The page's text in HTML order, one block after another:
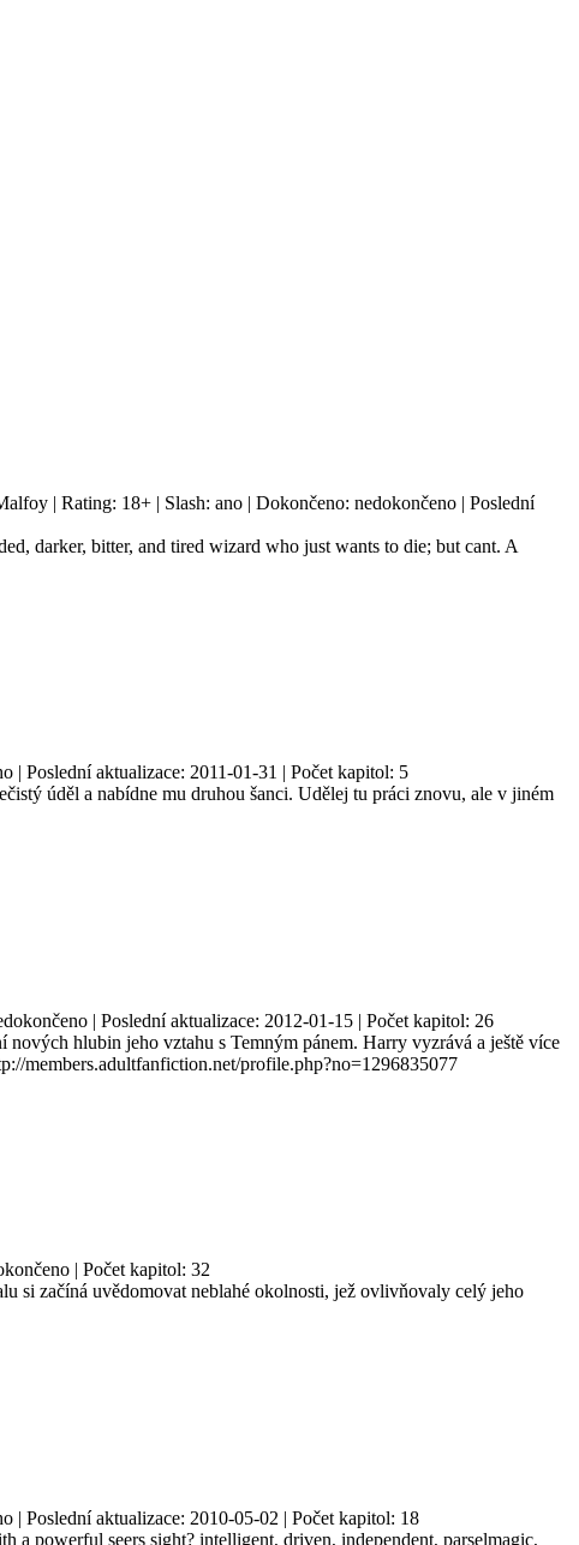
| Rating: 18+ | Slash: ano | Dokončeno: nedokončeno | Poslední
darker, bitter, and tired wizard who just wants to die; but cant. A
| Poslední aktualizace: 2011-01-31 | Počet kapitol: 5
úděl a nabídne mu druhou šanci. Udělej tu práci znovu, ale v jiném
| Poslední aktualizace: 2012-01-15 | Počet kapitol: 26
hlubin jeho vztahu s Temným pánem. Harry vyzrává a ještě více
members.adultfanfiction.net/profile.php?no=1296835077
| Počet kapitol: 32
si začíná uvědomovat neblahé okolnosti, jež ovlivňovaly celý jeho
| Poslední aktualizace: 2010-05-02 | Počet kapitol: 18
powerful seers sight? intelligent, driven, independent, parselmagic,